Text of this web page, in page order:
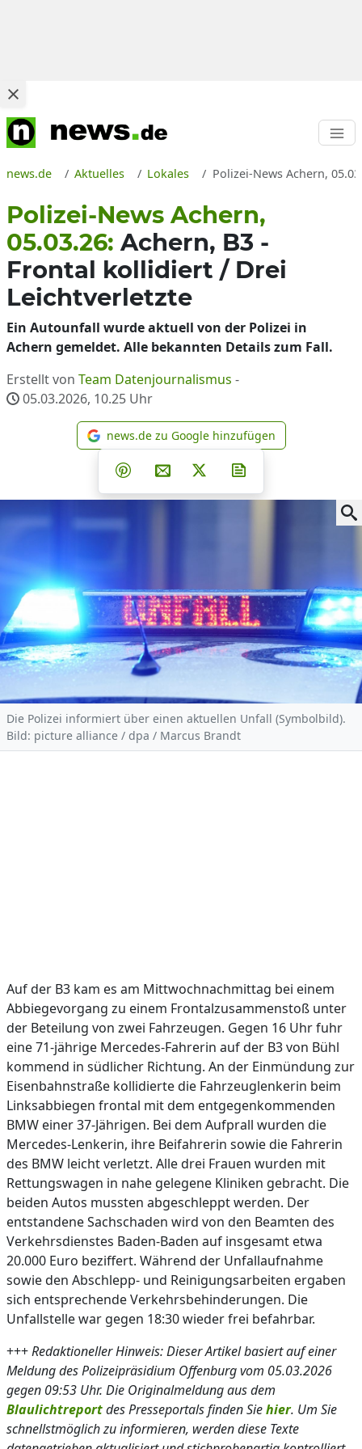
news.de Aktuelles Lokales Polizei-News Achern,
Polizei-News Achern,
05.03.26: Achern, B3 -
Frontal kollidiert / Drei
Leichtverletzte
Ein Autounfall wurde aktuell von der Polizei in
Achern gemeldet. Alle bekannten Details zum Fall.
Erstellt von Team Datenjournalismus -
05.03.2026, 10.25 Uhr
news.de zu Google
news.de zu Google hinzufügen
Teilen auf Facebook
Teilen auf Whatsapp
Teilen auf Telegram
Teilen auf Pinterest
Per E-Mail teilen
Post auf X
Die Polizei informiert über einen aktuellen Unfall (Symbolbild).
Bild: picture alliance / dpa / Marcus Brandt
Auf der B3 kam es am Mittwochnachmittag bei einem
Abbiegevorgang zu einem Frontalzusammenstoß unter
der Beteilung von zwei Fahrzeugen. Gegen 16 Uhr fuhr
eine 71-jährige Mercedes-Fahrerin auf der B3 von Bühl
kommend in südlicher Richtung. An der Einmündung zur
Eisenbahnstraße kollidierte die Fahrzeuglenkerin beim
Linksabbiegen frontal mit dem entgegenkommenden
BMW einer 37-Jährigen. Bei dem Aufprall wurden die
Mercedes-Lenkerin, ihre Beifahrerin sowie die Fahrerin
des BMW leicht verletzt. Alle drei Frauen wurden mit
Rettungswagen in nahe gelegene Kliniken gebracht. Die
beiden Autos mussten abgeschleppt werden. Der
entstandene Sachschaden wird von den Beamten des
Verkehrsdienstes Baden-Baden auf insgesamt etwa
20.000 Euro beziffert. Während der Unfallaufnahme
sowie den Abschlepp- und Reinigungsarbeiten ergaben
sich entsprechende Verkehrsbehinderungen. Die
Unfallstelle war gegen 18:30 wieder frei befahrbar.
+++Redaktioneller Hinweis: Dieser Artikel basiert auf einer
Meldung des Polizeipräsidium Offenburg vom 05.03.2026
gegen 09:53 Uhr. Die Originalmeldung aus dem
Blaulichtreportdes Presseportals finden Siehier. Um Sie
schnellstmöglich zu informieren, werden diese Texte